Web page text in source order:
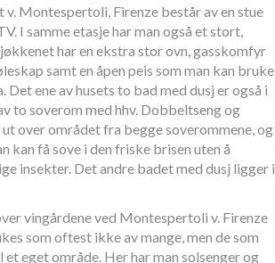
Montespertoli, Firenze består av en stue
I samme etasje har man også et stort,
har en ekstra stor ovn, gasskomfyr
samt en åpen peis som man kan bruke
ene av husets to bad med dusj er også i
to soverom med hhv. Dobbeltseng og
over området fra begge soverommene, og
kan få sove i den friske brisen uten å
insekter. Det andre badet med dusj ligger i
vingårdene ved Montespertoli v. Firenze
som oftest ikke av mange, men de som
eget område. Her har man solsenger og